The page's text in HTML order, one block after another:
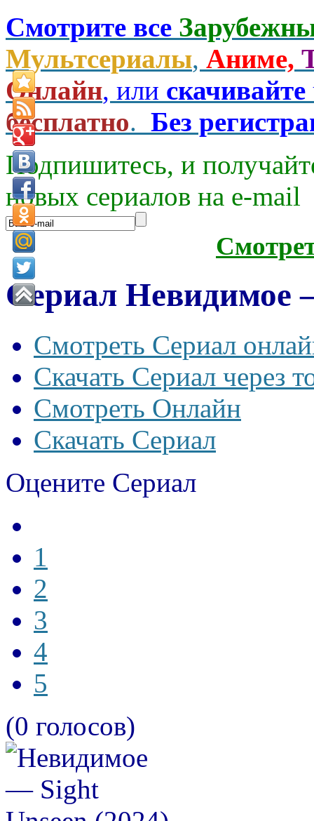
Смотрите все
Мультсериалы, Аниме,
Онлайн, или скачивайте
бесплатно. Без
Подпишитесь, и
новых сериалов на e-mаil
Сериал Невидимое
Смотреть Сериал
Скачать Сериал через
Смотреть Онлайн
Скачать Сериал
Оцените Сериал
1
2
3
4
5
(0 голосов)